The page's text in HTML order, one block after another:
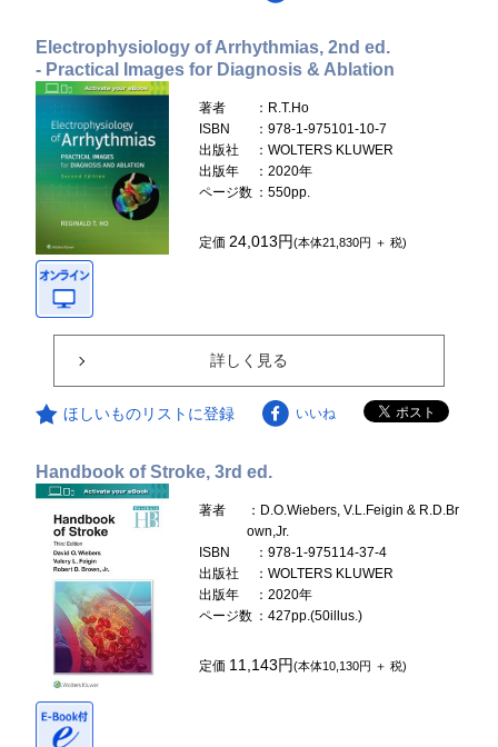
Electrophysiology of Arrhythmias, 2nd ed.
- Practical Images for Diagnosis & Ablation
著者
：R.T.Ho
ISBN
：978-1-975101-10-7
出版社
：WOLTERS KLUWER
出版年
：2020年
ページ数 ：550pp.
定価24,013円(本体21,830円 ＋ 税)
詳しく見る
ほしいものリストに登録 いいね
Handbook of Stroke, 3rd ed.
著者
：D.O.Wiebers, V.L.Feigin & R.D.Br
own,Jr.
ISBN
：978-1-975114-37-4
出版社
：WOLTERS KLUWER
出版年
：2020年
ページ数 ：427pp.(50illus.)
定価 11,143円(本体10,130円 ＋ 税)